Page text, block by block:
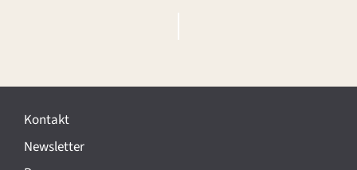
e
a
n
Kontakt
Newsletter